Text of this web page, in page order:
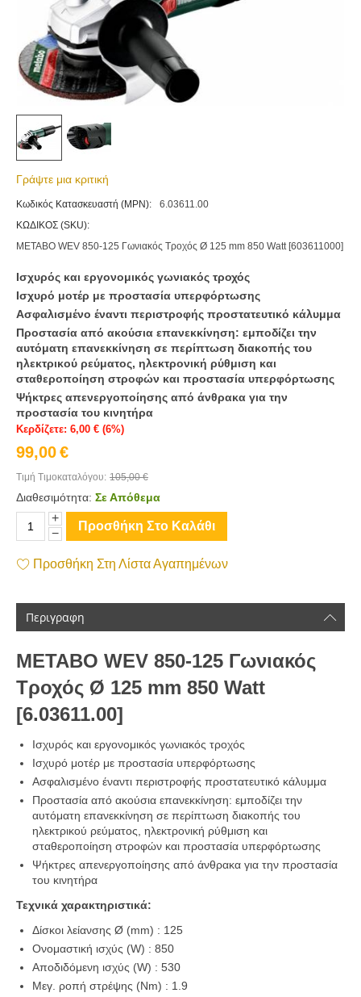
Γράψτε μια κριτική
Κωδικός Κατασκευαστή (MPN):
6.03611.00
ΚΩΔΙΚΟΣ (SKU):
METABO WEV 850-125 Γωνιακός Τροχός Ø 125 mm 850 Watt [603611000]
Ισχυρός και εργονομικός γωνιακός τροχός
Ισχυρό μοτέρ με προστασία υπερφόρτωσης
Ασφαλισμένο έναντι περιστροφής προστατευτικό κάλυμμα
Προστασία από ακούσια επανεκκίνηση: εμποδίζει την
αυτόματη επανεκκίνηση σε περίπτωση διακοπής του
ηλεκτρικού ρεύματος, ηλεκτρονική ρύθμιση και
σταθεροποίηση στροφών και προστασία υπερφόρτωσης
Ψήκτρες απενεργοποίησης από άνθρακα για την
προστασία του κινητήρα
Κερδίζετε: 6,00 € (6%)
99,00€
Τιμή Τιμοκαταλόγου: 105,00 €
Διαθεσιμότητα: Σε Απόθεμα
+
−
Προσθήκη Στο Καλάθι
Προσθήκη Στη Λίστα Αγαπημένων
Περιγραφη
METABO WEV 850-125 Γωνιακός
Τροχός Ø 125 mm 850 Watt
[6.03611.00]
Ισχυρός και εργονομικός γωνιακός τροχός
Ισχυρό μοτέρ με προστασία υπερφόρτωσης
Ασφαλισμένο έναντι περιστροφής προστατευτικό κάλυμμα
Προστασία από ακούσια επανεκκίνηση: εμποδίζει την
αυτόματη επανεκκίνηση σε περίπτωση διακοπής του
ηλεκτρικού ρεύματος, ηλεκτρονική ρύθμιση και
σταθεροποίηση στροφών και προστασία υπερφόρτωσης
Ψήκτρες απενεργοποίησης από άνθρακα για την προστασία
του κινητήρα
Τεχνικά χαρακτηριστικά:
Δίσκοι λείανσης Ø (mm) : 125
Ονομαστική ισχύς (W) : 850
Aποδιδόμενη ισχύς (W) : 530
Mεγ. ροπή στρέψης (Nm) : 1.9